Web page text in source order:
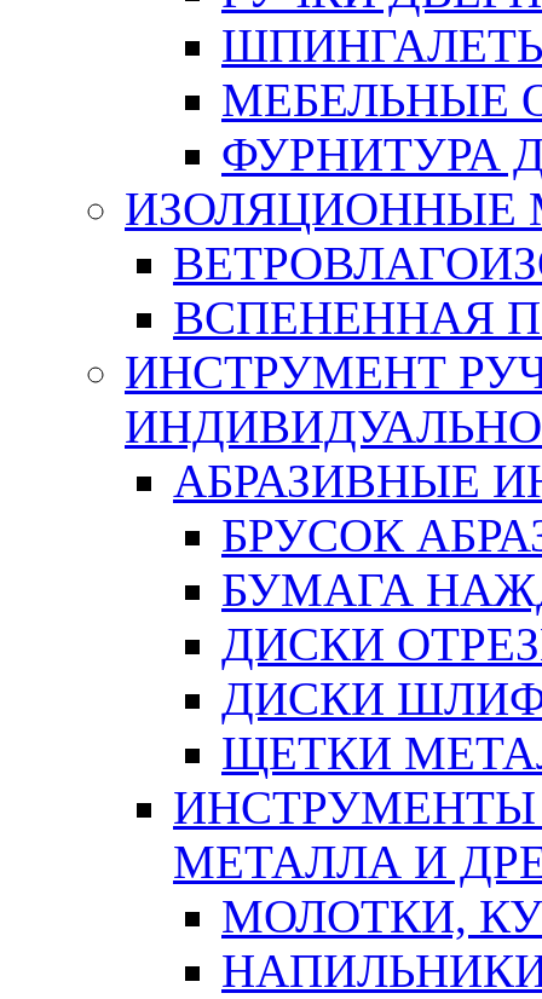
МЕБЕЛЬНЫЕ
ФУРНИТУРА
ИЗОЛЯЦИОННЫЕ
ВСПЕНЕННАЯ
ИНСТРУМЕНТ
АБРАЗИВНЫЕ
БРУСОК
БУМАГА
ДИСКИ
ДИСКИ
ЩЕТКИ
ИНСТРУМЕНТЫ
МЕТАЛЛА И
МОЛОТКИ,